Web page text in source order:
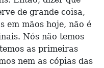
de grande coisa,
em mãos hoje, não é
Nós não temos
as primeiras
nem as cópias das